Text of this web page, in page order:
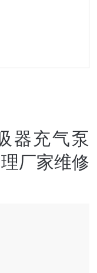
器充气泵
厂家维修